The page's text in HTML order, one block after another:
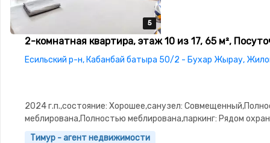
5
5
5
5
5
2-комнатная квартира, этаж 10 из 17, 65 м²,
Есильский р-н, Кабанбай батыра 50/2 - Бухар Жырау,
2024 г.п.,состояние: Хорошее,санузел:
меблирована,Полностью меблирована,паркинг: Рядом
стоянка,Кодовый
Тимур - агент недвижимости